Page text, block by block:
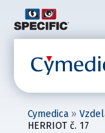
Cymedica »
HERRIOT č. 17